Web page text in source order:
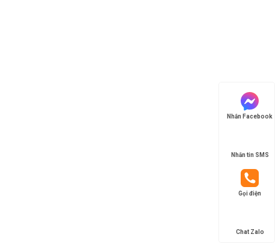
Nhắn Facebook
Nhắn tin SMS
Gọi điện
Chat Zalo